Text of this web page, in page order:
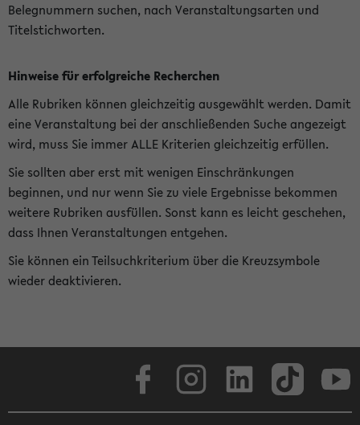
Belegnummern suchen, nach Veranstaltungsarten und
Titelstichworten.
Hinweise für erfolgreiche Recherchen
Alle Rubriken können gleichzeitig ausgewählt werden. Damit
eine Veranstaltung bei der anschließenden Suche angezeigt
wird, muss Sie immer ALLE Kriterien gleichzeitig erfüllen.
Sie sollten aber erst mit wenigen Einschränkungen
beginnen, und nur wenn Sie zu viele Ergebnisse bekommen
weitere Rubriken ausfüllen. Sonst kann es leicht geschehen,
dass Ihnen Veranstaltungen entgehen.
Sie können ein Teilsuchkriterium über die Kreuzsymbole
wieder deaktivieren.